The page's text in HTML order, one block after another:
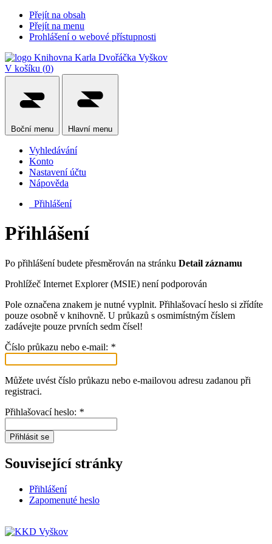
Přejít na obsah
Přejít na menu
Prohlášení o webové přístupnosti
V košíku (0)
Boční menu Hlavní menu
Vyhledávání
Konto
Nastavení účtu
Nápověda
Přihlášení
Přihlášení
Po přihlášení budete přesměrován na stránku Detail záznamu
Prohlížeč Internet Explorer (MSIE) není podporován
Pole označena znakem je nutné vyplnit. Přihlašovací heslo si zřídíte
pouze osobně v knihovně. U průkazů s osmimístným číslem
zadávejte pouze prvních sedm čísel!
Číslo průkazu nebo e-mail: *
Můžete uvést číslo průkazu nebo e-mailovou adresu zadanou při
registraci.
Přihlašovací heslo: *
Přihlásit se
Související stránky
Přihlášení
Zapomenuté heslo